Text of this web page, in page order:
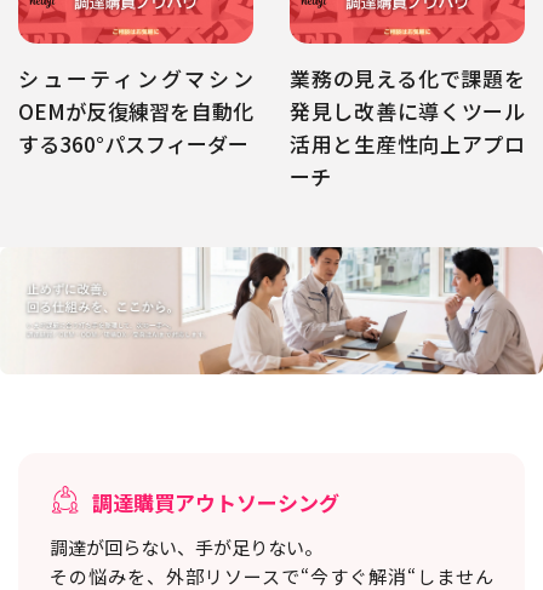
シューティングマシン
OEMが反復練習を自動化
する360°パスフィーダー
業務の見える化で課題を
発見し改善に導くツール
活用と生産性向上アプロ
ーチ
調達購買アウトソーシング
調達が回らない、手が足りない。
その悩みを、外部リソースで“今すぐ解消“しません